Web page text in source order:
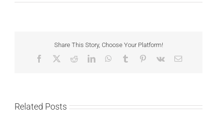
Share This Story, Choose Your Platform!
Facebook RedditLinkedInWhatsApp
Tumblr Pinterest
Vk Email
Related Posts